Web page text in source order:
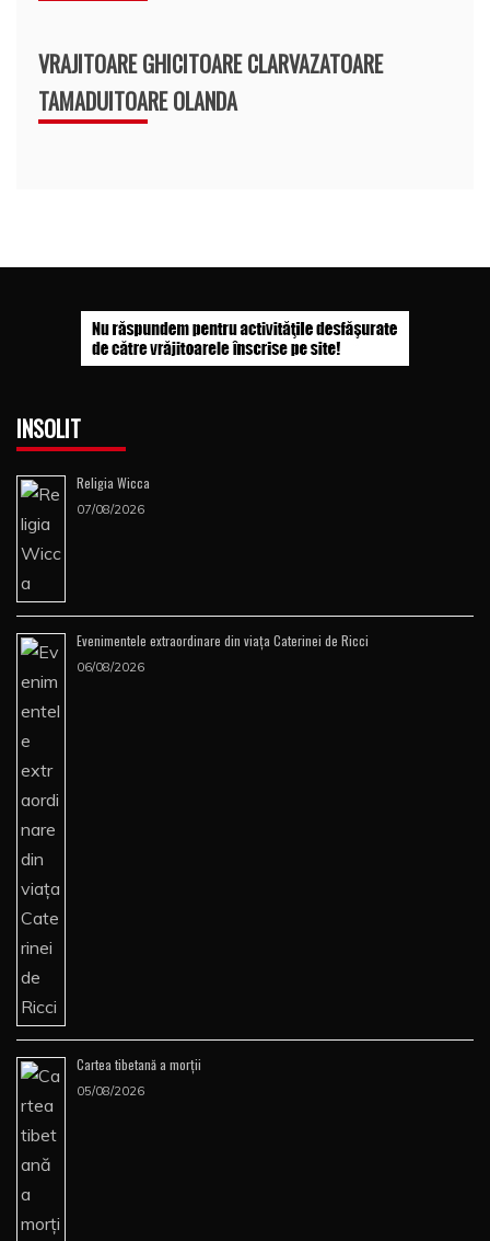
VRAJITOARE GHICITOARE CLARVAZATOARE
TAMADUITOARE OLANDA
INSOLIT
Religia Wicca
07/08/2026
Evenimentele extraordinare din viața Caterinei de Ricci
06/08/2026
Cartea tibetană a morţii
05/08/2026